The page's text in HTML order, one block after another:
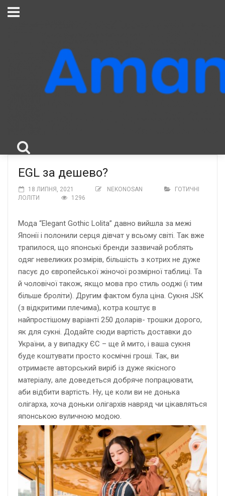
EGL за дешево?
18 ЛИПНЯ, 2021 NEKONOSAN
ГОТИЧНІ
ЛОЛІТИ
1296
Мода “Elegant Gothic Lolita” давно вийшла за межі
Японії і полонили серця дівчат у всьому світі. Так вже
трапилося, що японські бренди зазвичай роблять
одяг невеликих розмірів, більшість з котрих не дуже
пасує до європейської жіночої розмірної таблиці. Та
й чоловічої також, якщо мова про стиль ооджі (і тим
більше броліти). Другим фактом була ціна. Сукня JSK
(з відкритими плечима), котра коштує в
найпростішому варіанті 250 доларів- трошки дорого,
як для сукні. Додайте сюди вартість доставки до
України, а у випадку ЄС – ще й мито, і ваша сукня
буде коштувати просто космічні гроші. Так, ви
отримаєте авторський виріб із дуже якісного
матеріалу, але доведеться добряче попрацювати,
аби відбити вартість. Ну, це коли ви не донька
олігарха, хоча доньки олігархів навряд чи цікавляться
японською вуличною модою.